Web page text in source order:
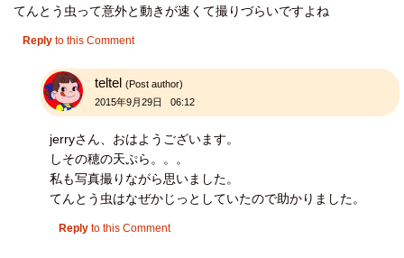
てんとう虫って意外と動きが速くて撮りづらいですよね
Reply to this Comment
teltel (Post author)
2015年9月29日 06:12
jerryさん、おはようございます。
しその穂の天ぷら。。。
私も写真撮りながら思いました。
てんとう虫はなぜかじっとしていたので助かりました。
Reply to this Comment